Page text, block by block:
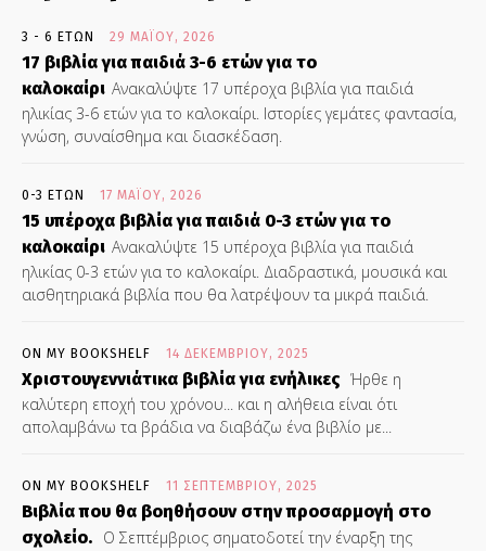
3 - 6 ΕΤΏΝ 29 ΜΑΪ́ΟΥ, 2026
17 βιβλία για παιδιά 3-6 ετών για το
καλοκαίρι Ανακαλύψτε 17 υπέροχα βιβλία για παιδιά
ηλικίας 3-6 ετών για το καλοκαίρι. Ιστορίες γεμάτες φαντασία,
γνώση, συναίσθημα και διασκέδαση.
0-3 ΕΤΏΝ 17 ΜΑΪ́ΟΥ, 2026
15 υπέροχα βιβλία για παιδιά 0-3 ετών για το
καλοκαίρι Ανακαλύψτε 15 υπέροχα βιβλία για παιδιά
ηλικίας 0-3 ετών για το καλοκαίρι. Διαδραστικά, μουσικά και
αισθητηριακά βιβλία που θα λατρέψουν τα μικρά παιδιά.
ON MY BOOKSHELF 14 ΔΕΚΕΜΒΡΊΟΥ, 2025
Χριστουγεννιάτικα βιβλία για ενήλικες Ήρθε η
καλύτερη εποχή του χρόνου... και η αλήθεια είναι ότι
απολαμβάνω τα βράδια να διαβάζω ένα βιβλίο με...
ON MY BOOKSHELF 11 ΣΕΠΤΕΜΒΡΊΟΥ, 2025
Βιβλία που θα βοηθήσουν στην προσαρμογή στο
σχολείο. Ο Σεπτέμβριος σηματοδοτεί την έναρξη της